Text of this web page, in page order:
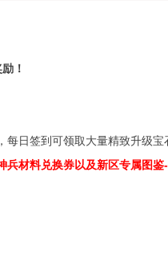
！
日签到可领取大量精致升级宝
材料兑换券以及新区专属图